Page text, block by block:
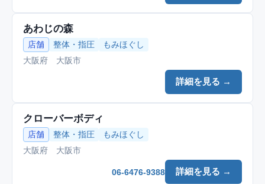
あわじの森
店舗 整体・指圧
もみほぐし
大阪府 大阪市
詳細を見る →
クローバーボディ
店舗 整体・指圧
もみほぐし
大阪府 大阪市
詳細を見る →
06-6476-9388